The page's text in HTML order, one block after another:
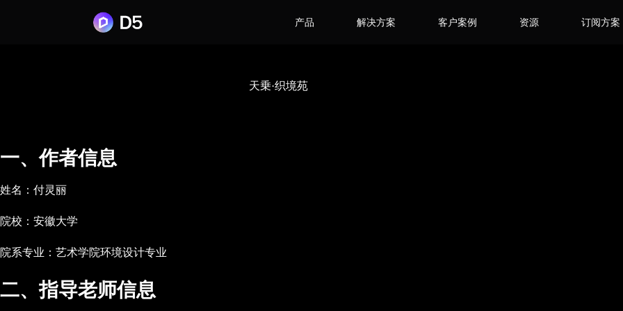
产品 解决方案 客户案例 资源 订阅方案
天乗·织境苑
一、作者信息
姓名：付灵丽
院校：安徽大学
院系专业：艺术学院环境设计专业
二、指导老师信息